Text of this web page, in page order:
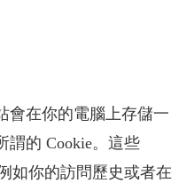
會在你的電腦上存儲一
謂的 Cookie。這些
如你的訪問歷史或者在